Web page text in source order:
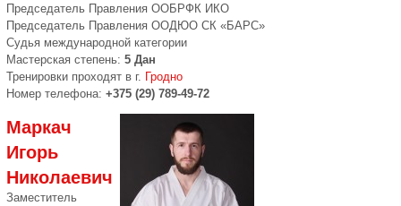
Председатель Правления ООБРФК ИКО
Председатель Правления ООДЮО СК «БАРС»
Судья международной категории
Мастерская степень:5 Дан
Тренировки проходят в г. Гродно
Номер телефона:+375 (29) 789-49-72
Маркач
Игорь
Николаевич
Заместитель